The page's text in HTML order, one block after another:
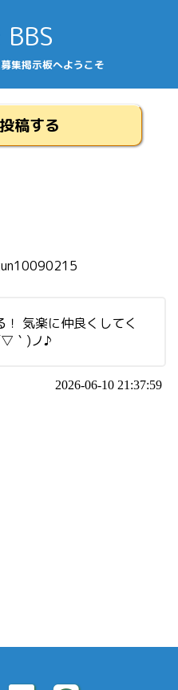
集掲示板へようこそ
稿する
気楽に仲良くしてく
｀)ノ♪
2026-06-10 21:37:59